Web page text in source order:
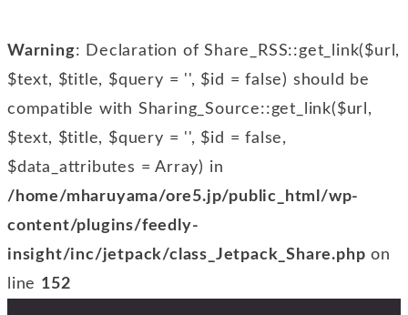
Warning: Declaration of Share_RSS::get_link($url,
$text, $title, $query = '', $id = false) should be
compatible with Sharing_Source::get_link($url,
$text, $title, $query = '', $id = false,
$data_attributes = Array) in
/home/mharuyama/ore5.jp/public_html/wp-
content/plugins/feedly-
insight/inc/jetpack/class_Jetpack_Share.php on
line 152